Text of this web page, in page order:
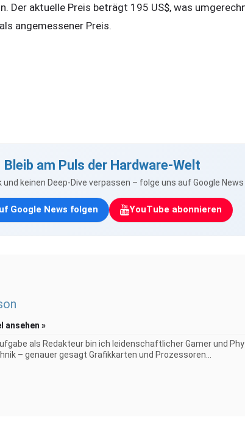
Der aktuelle Preis beträgt 195 US$, was
angemessener Preis.
Bleib am Puls der Hardware-Welt
und keinen Deep-Dive verpassen – folge uns auf Google News
Google News folgen YouTube abonnieren
ansehen »
als Redakteur bin ich leidenschaftlicher Gamer und
– genauer gesagt Grafikkarten und Prozessoren...